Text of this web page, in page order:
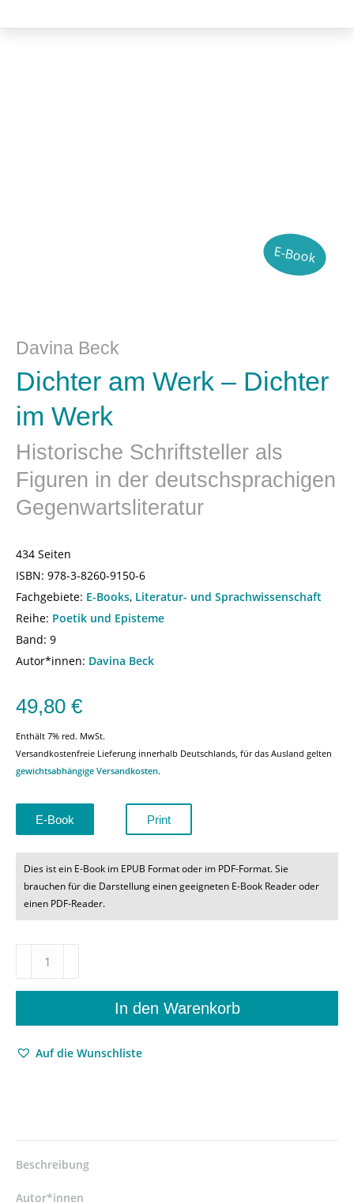
E-Book
Davina Beck
Dichter am Werk – Dichter
im Werk
Historische Schriftsteller als
Figuren in der deutschsprachigen
Gegenwartsliteratur
434 Seiten
ISBN: 978-3-8260-9150-6
Fachgebiete: E-Books, Literatur- und Sprachwissenschaft
Reihe: Poetik und Episteme
Band: 9
Autor*innen: Davina Beck
49,80 €
Enthält 7% red. MwSt.
Versandkostenfreie Lieferung innerhalb Deutschlands, für das Ausland gelten
gewichtsabhängige Versandkosten.
E-Book Print
Dies ist ein E-Book im EPUB Format oder im PDF-Format. Sie
brauchen für die Darstellung einen geeigneten E-Book Reader oder
einen PDF-Reader.
Werk
in
deutschsprachigen
In den Warenkorb
Auf die Wunschliste
Beschreibung
Autor*innen